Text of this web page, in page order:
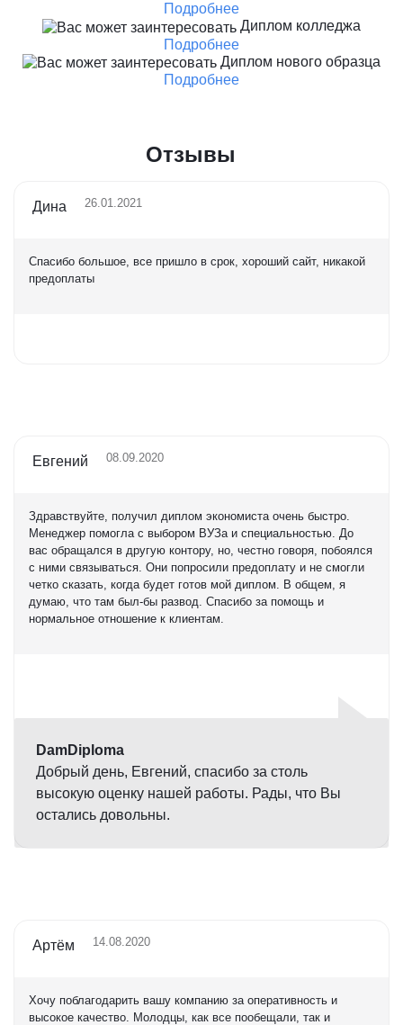
Подробнее
Диплом колледжа
Подробнее
Диплом нового образца
Подробнее
Отзывы
Дина 26.01.2021
Спасибо большое, все пришло в срок, хороший сайт, никакой
предоплаты
Евгений 08.09.2020
Здравствуйте, получил диплом экономиста очень быстро.
Менеджер помогла с выбором ВУЗа и специальностью. До
вас обращался в другую контору, но, честно говоря, побоялся
с ними связываться. Они попросили предоплату и не смогли
четко сказать, когда будет готов мой диплом. В общем, я
думаю, что там был-бы развод. Спасибо за помощь и
нормальное отношение к клиентам.
DamDiploma
Добрый день, Евгений, спасибо за столь
высокую оценку нашей работы. Рады, что Вы
остались довольны.
Артём 14.08.2020
Хочу поблагодарить вашу компанию за оперативность и
высокое качество. Молодцы, как все пообещали, так и